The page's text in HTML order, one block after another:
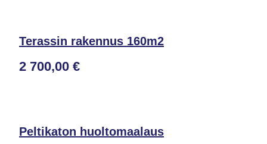
Terassin rakennus 160m2
2 700,00 €
Peltikaton huoltomaalaus